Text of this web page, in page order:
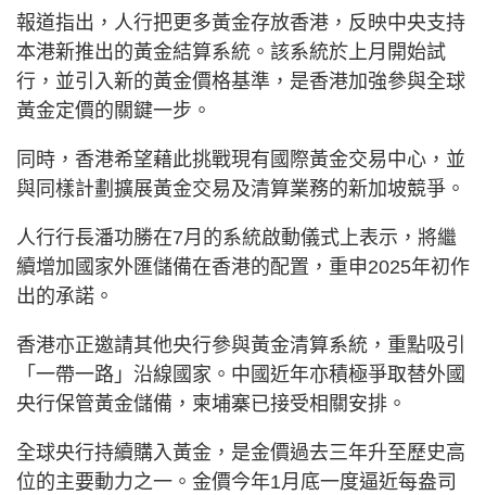
報道指出，人行把更多黃金存放香港，反映中央支持
本港新推出的黃金結算系統。該系統於上月開始試
行，並引入新的黃金價格基準，是香港加強參與全球
黃金定價的關鍵一步。
同時，香港希望藉此挑戰現有國際黃金交易中心，並
與同樣計劃擴展黃金交易及清算業務的新加坡競爭。
人行行長潘功勝在7月的系統啟動儀式上表示，將繼
續增加國家外匯儲備在香港的配置，重申2025年初作
出的承諾。
香港亦正邀請其他央行參與黃金清算系統，重點吸引
「一帶一路」沿線國家。中國近年亦積極爭取替外國
央行保管黃金儲備，柬埔寨已接受相關安排。
全球央行持續購入黃金，是金價過去三年升至歷史高
位的主要動力之一。金價今年1月底一度逼近每盎司